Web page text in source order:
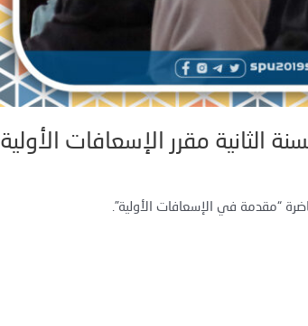
الثانية مقرر الإسعافات الأولية
“مقدمة في الإسعافات الأولية”.